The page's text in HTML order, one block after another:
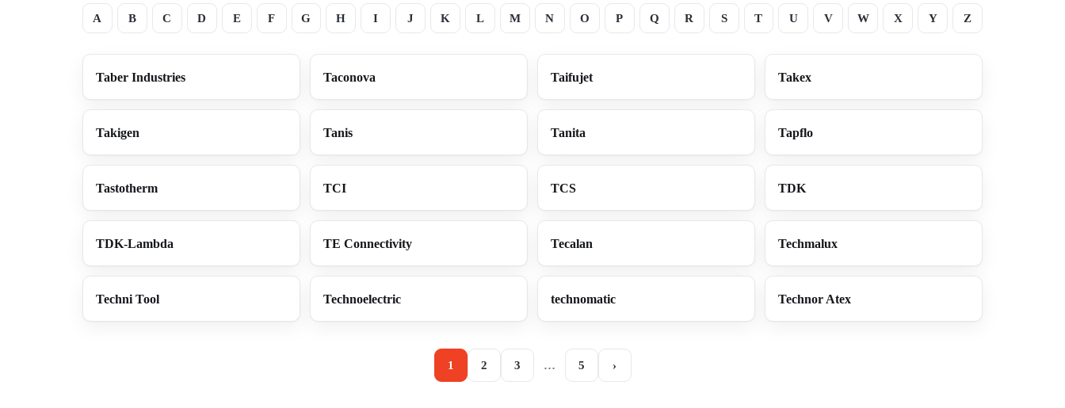
A B C D E F G H I J K L M N O P Q R S T U V W X Y Z
Taber Industries Taconova Taifujet Takex
Takigen Tanis Tanita Tapflo
Tastotherm TCI TCS TDK
TDK-Lambda TE Connectivity Tecalan Techmalux
Techni Tool Technoelectric technomatic Technor Atex
1 2 3 … 5 ›